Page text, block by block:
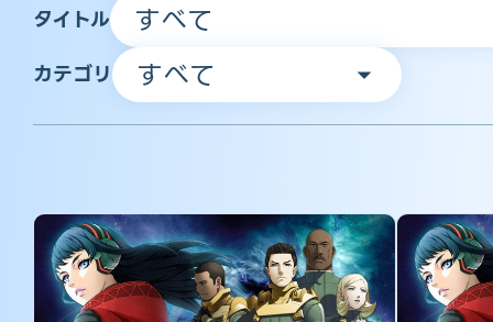
タイトル
カテゴリ